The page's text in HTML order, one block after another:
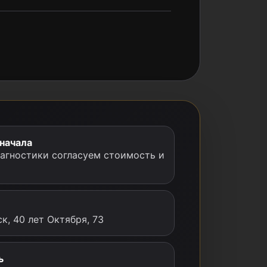
согласуем стоимость и
40 лет Октября, 73